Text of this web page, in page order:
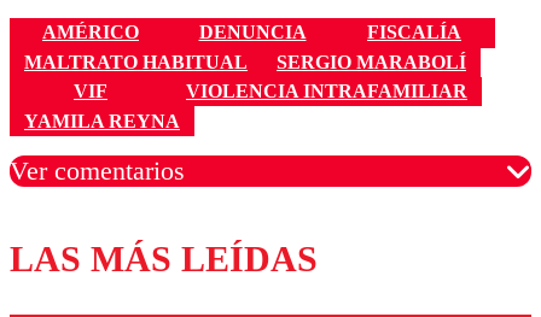
AMÉRICO DENUNCIA
FISCALÍA
MALTRATO HABITUAL
SERGIO MARABOLÍ
VIF
VIOLENCIA INTRAFAMILIAR
YAMILA REYNA
Ver comentarios
Los comentarios son moderados para garantizar un
diálogo respetuoso.
LAS MÁS LEÍDAS